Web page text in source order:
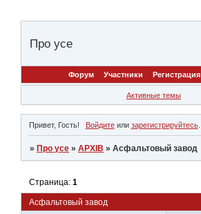
Про усе
Форум Участники Регистрация
Активные темы
Привет, Гость! Войдитеили зарегистрируйтесь.
» Про усе »АРХІВ »Асфальтовый завод
Асфальтовый завод
Страница:1